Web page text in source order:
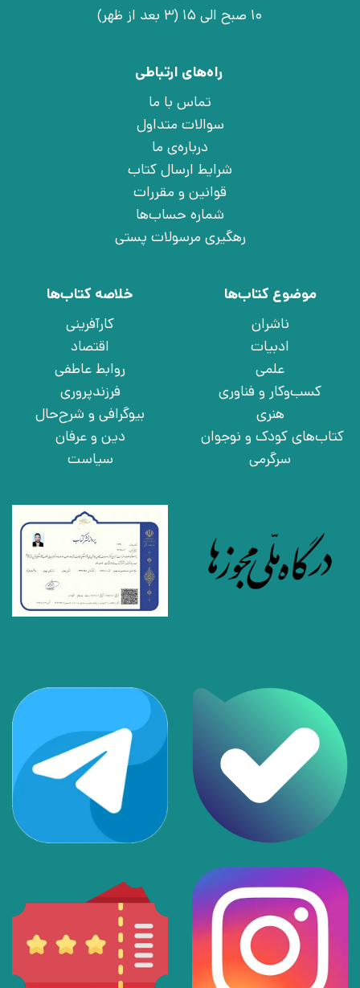
10 صبح الی 15 (3 بعد از ظهر)
راه‌های ارتباطی
تماس با ما
سوالات متداول
درباره‌ی ما
شرایط ارسال کتاب
قوانین و مقررات
شماره حساب‌ها
رهگیری مرسولات پستی
موضوع کتاب‌ها
ناشران
ادبیات
علمی
کسب‌وکار و فناوری
هنری
کتاب‌های کودک و نوجوان
سرگرمی
خلاصه کتاب‌ها
کارآفرینی
اقتصاد
روابط عاطفی
فرزندپروری
بیوگرافی و شرح‌حال
دین و عرفان
سیاست